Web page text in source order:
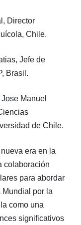
Director
Chile.
Jefe de
Brasil.
Manuel
de Chile.
era en la
colaboración
para abordar
Mundial por la
como una
significativos